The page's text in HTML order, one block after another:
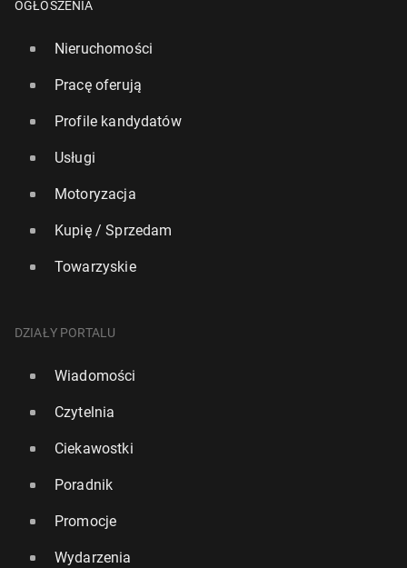
OGŁOSZENIA
Nieruchomości
Pracę oferują
Profile kandydatów
Usługi
Motoryzacja
Kupię / Sprzedam
Towarzyskie
DZIAŁY PORTALU
Wiadomości
Czytelnia
Ciekawostki
Poradnik
Promocje
Wydarzenia